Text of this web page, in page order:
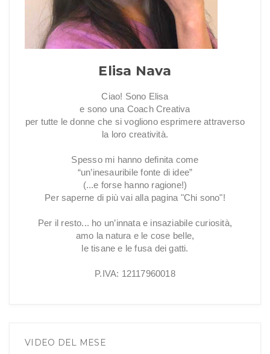
Elisa Nava
Ciao! Sono Elisa
e sono una Coach Creativa
per tutte le donne che si vogliono esprimere attraverso
la loro creatività.
Spesso mi hanno definita come
“un’inesauribile fonte di idee”
(...e forse hanno ragione!)
Per saperne di più vai alla pagina "Chi sono"!
Per il resto... ho un’innata e insaziabile curiosità,
amo la natura e le cose belle,
le tisane e le fusa dei gatti.
P.IVA: 12117960018
VIDEO DEL MESE